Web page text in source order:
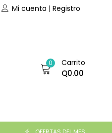
Mi cuenta | Registro
0 Carrito
Q0.00